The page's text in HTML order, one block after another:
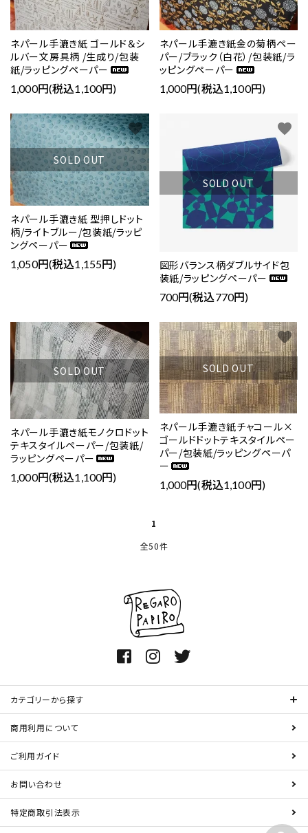
ネパール手漉き紙 ゴールド＆シ
ルバー文房具柄 /生成り/包装
紙/ラッピングペーパー
1,000円(税込1,100円)
ネパール手漉き紙金の菊柄ペー
パー/ブラック（白花）/包装紙/ラ
ッピングペーパー
1,000円(税込1,100円)
SOLD OUT
ネパール手漉き紙 型押しドット
柄/ライトブルー/包装紙/ラッピ
ングペーパー
1,050円(税込1,155円)
favorite
SOLD OUT
図形バランス柄ダブルサイド包
装紙/ラッピングペーパー
700円(税込770円)
favorite
SOLD OUT
ネパール手漉き紙モノクロドット
テキスタイルペーパー/包装紙/
ラッピングペーパー
1,000円(税込1,100円)
favorite
SOLD OUT
ネパール手漉き紙チャコール×
ゴールドドットテキスタイルペー
パー/包装紙/ラッピングペーパ
ー
1,000円(税込1,100円)
favorite
1
全50件
カテゴリーから探す
商用利用について
ご利用ガイド
お問い合わせ
特定商取引法表示